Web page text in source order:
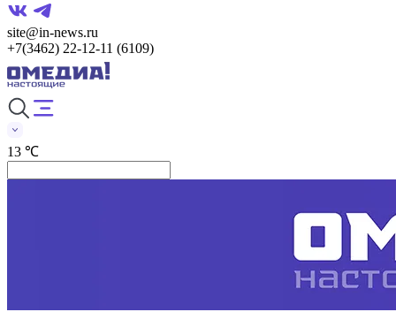
site@in-news.ru
+7(3462) 22-12-11 (6109)
13 ℃